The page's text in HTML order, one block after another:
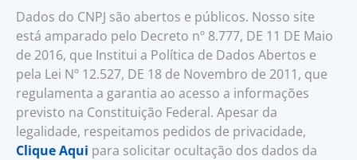
Dados do CNPJ são abertos e públicos. Nosso site
está amparado pelo Decreto nº 8.777, DE 11 DE Maio
de 2016, que Institui a Política de Dados Abertos e
pela Lei Nº 12.527, DE 18 de Novembro de 2011, que
regulamenta a garantia ao acesso a informações
previsto na Constituição Federal. Apesar da
legalidade, respeitamos pedidos de privacidade,
Clique Aqui para solicitar ocultação dos dados da